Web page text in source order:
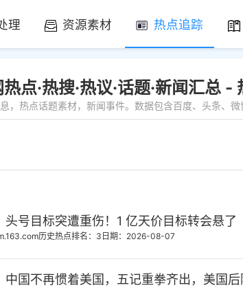
理 资源素材 热点追踪
点·热搜·热议·话题·新闻汇总
，热点话题素材，新闻事件。数据包含百度、头条、
号目标突遭重伤！1 亿天价目标转会悬了
历史热点排名：3 日期：2026-08-07
中国不再惯着美国，五记重拳齐出，美国后